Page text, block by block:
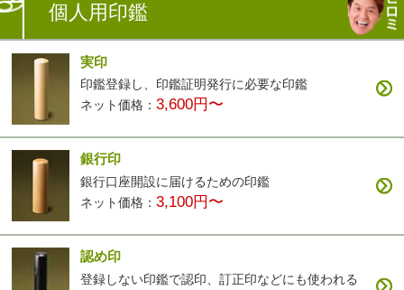
個人用印鑑
実印
印鑑登録し、印鑑証明発行に必要な印鑑
ネット価格：3,600円〜
銀行印
銀行口座開設に届けるための印鑑
ネット価格：3,100円〜
認め印
登録しない印鑑で認印、訂正印などにも使われる